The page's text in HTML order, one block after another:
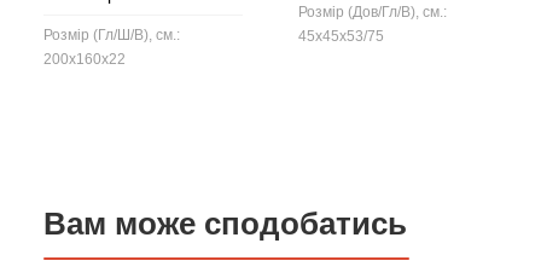
Розмір (Гл/Ш/В), см.:
200x160x22
Розмір (Дов/Гл/В), см.:
45x45x53/75
Вам може сподобатись